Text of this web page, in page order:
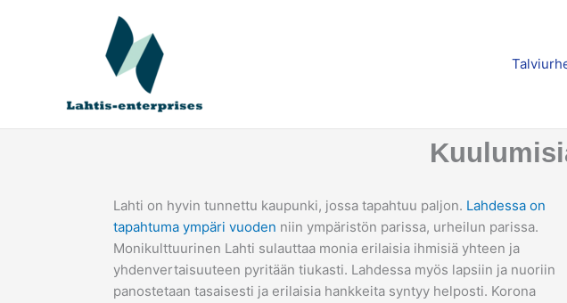
Lahti on hyvin tunnettu kaupunki, jossa tapahtuu paljon. Lahdessa on
tapahtuma ympäri vuoden niin ympäristön parissa, urheilun parissa.
Monikulttuurinen Lahti sulauttaa monia erilaisia ihmisiä yhteen ja
yhdenvertaisuuteen pyritään tiukasti. Lahdessa myös lapsiin ja nuoriin
panostetaan tasaisesti ja erilaisia hankkeita syntyy helposti. Korona